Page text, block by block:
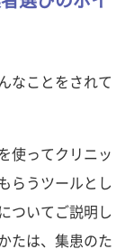
なことをされて
使ってクリニッ
らうツールとし
ついてご説明し
たは、集患のた